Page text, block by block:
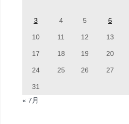
3 4 5 6
10 11 12 13
17 18 19 20
24 25 26 27
31
« 7月